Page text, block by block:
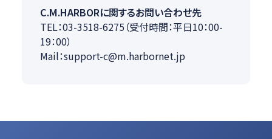
C.M.HARBORに関するお問い合わせ先
TEL：03-3518-6275（受付時間：平日10：00-
19：00）
Mail：support-c@m.harbornet.jp